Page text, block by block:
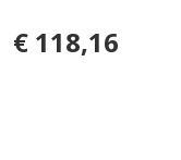
€ 118,16